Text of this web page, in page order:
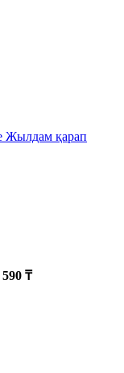
Жылдам қарап
590 ₸